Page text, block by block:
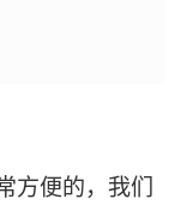
方便的，我们